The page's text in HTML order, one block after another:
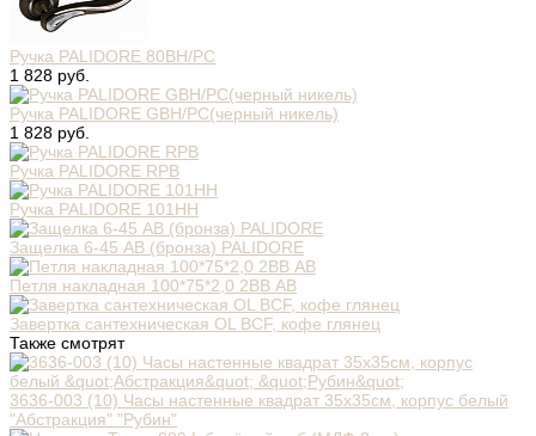
Ручка PALIDORE 80BH/PC
1 828 руб.
Ручка PALIDORE GBH/PC(черный никель)
1 828 руб.
Ручка PALIDORE RPB
Ручка PALIDORE 101HH
Защелка 6-45 AB (бронза) PALIDORE
Петля накладная 100*75*2,0 2ВВ АВ
Завертка сантехническая OL BCF, кофе глянец
Также смотрят
3636-003 (10) Часы настенные квадрат 35х35см, корпус белый
"Абстракция" "Рубин"